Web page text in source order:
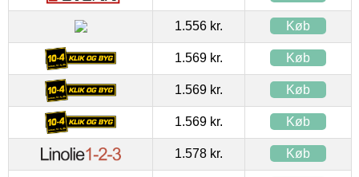
1.556 kr. Køb
1.569 kr. Køb
1.569 kr. Køb
1.569 kr. Køb
1.578 kr. Køb